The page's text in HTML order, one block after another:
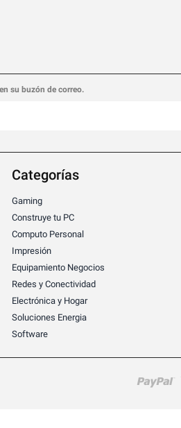
su buzón de correo.
Categorías
Gaming
Construye tu PC
Computo Personal
Impresión
Equipamiento Negocios
Redes y Conectividad
Electrónica y Hogar
Soluciones Energia
Software